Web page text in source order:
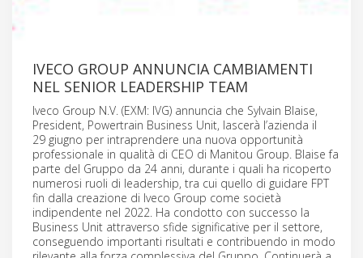
IVECO GROUP ANNUNCIA CAMBIAMENTI
NEL SENIOR LEADERSHIP TEAM
Iveco Group N.V. (EXM: IVG) annuncia che Sylvain Blaise,
President, Powertrain Business Unit, lascerà l’azienda il
29 giugno per intraprendere una nuova opportunità
professionale in qualità di CEO di Manitou Group. Blaise fa
parte del Gruppo da 24 anni, durante i quali ha ricoperto
numerosi ruoli di leadership, tra cui quello di guidare FPT
fin dalla creazione di Iveco Group come società
indipendente nel 2022. Ha condotto con successo la
Business Unit attraverso sfide significative per il settore,
conseguendo importanti risultati e contribuendo in modo